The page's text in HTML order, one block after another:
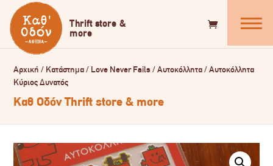
Αρχική / Κατάστημα/ Love Never Fails/Αυτοκόλλητα/Αυτοκόλλητα
Κύριος Δυνατός
Καθ Οδόν Thrift store & more